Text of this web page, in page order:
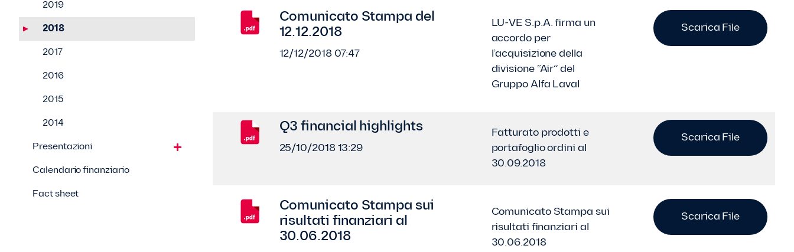
2019
2018
2017
2016
2015
2014
Presentazioni
Calendario finanziario
Fact sheet
Comunicato Stampa del
12.12.2018
12/12/2018 07:47
LU-VE S.p.A. firma un
accordo per
l’acquisizione della
divisione “Air” del
Gruppo Alfa Laval
Scarica File
Q3 financial highlights
25/10/2018 13:29
Fatturato prodotti e
portafoglio ordini al
30.09.2018
Scarica File
Comunicato Stampa sui
risultati finanziari al
30.06.2018
Comunicato Stampa sui
risultati finanziari al
30.06.2018
Scarica File